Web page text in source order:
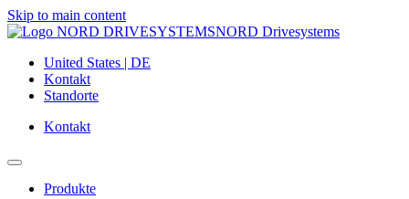
Skip to main content
NORD Drivesystems
United States | DE
Kontakt
Standorte
Kontakt
Produkte